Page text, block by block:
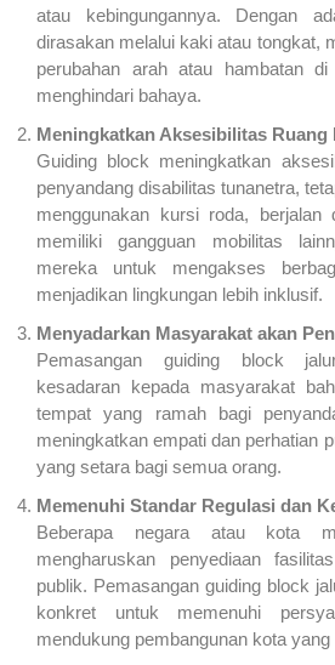
atau kebingungannya. Dengan
dirasakan melalui kaki atau tongkat,
perubahan arah atau hambatan
menghindari bahaya.
Meningkatkan Aksesibilitas Ruang
Guiding block meningkatkan
penyandang disabilitas tunanetra,
menggunakan kursi roda, berjalan
memiliki gangguan mobilitas
mereka untuk mengakses
menjadikan lingkungan lebih inklusif.
Menyadarkan Masyarakat akan
Pemasangan guiding block
kesadaran kepada masyarakat
tempat yang ramah bagi
meningkatkan empati dan perhatian
yang setara bagi semua orang.
Memenuhi Standar Regulasi dan
Beberapa negara atau kota
mengharuskan penyediaan
publik. Pemasangan guiding block
konkret untuk memenuhi
mendukung pembangunan kota